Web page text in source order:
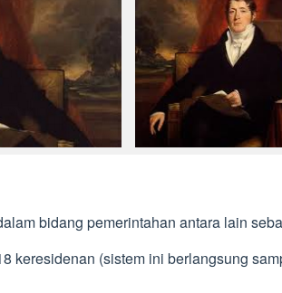
bidang pemerintahan antara lain
keresidenan (sistem ini berlangsung